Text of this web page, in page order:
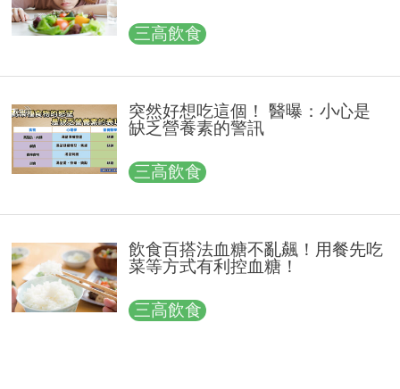
三高飲食
突然好想吃這個！ 醫曝：小心是
缺乏營養素的警訊
三高飲食
飲食百搭法血糖不亂飆！用餐先吃
菜等方式有利控血糖！
三高飲食